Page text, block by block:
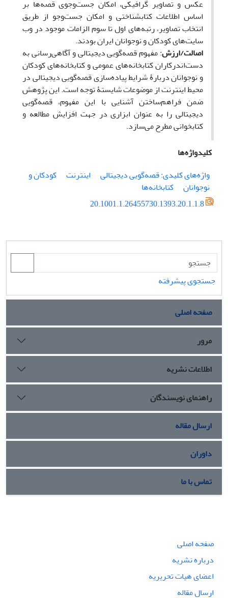
عکس و تصاویر گرافیکی، امکان جستوجوی قصه‌ها بر
اساس اطلاعات کتابشناختی و امکان جستوجو از طریق
انتخاب تصاویر، رتبههای اول تا سوم الزامات موجود در وب
سایت‌های کودکان و نوجوانان ایران بودند.
اصالت/ارزش: مفهوم قصه‌گویی دیجیتالی و آگاهیرسانی به
دست‌اندرکاران کتابخانه‌های عمومی و کتابخانههای کودکان
و نوجوانان دربارۀ شرایط پیاده‌سازی قصه‌گویی دیجیتالی در
محیط اینترنت از موضوعات شایستۀ توجه است. این پژوهش
ضمن فراهم‌ساختن آشنایی با این مفهوم، قصه‌گویی
دیجیتالی را به عنوان ابزاری در جهت افزایش مطالعه و
کتابخوانی مطرح می‌سازد.
کلیدواژه‌ها
واژه‌های کلیدی: قصه‌گویی دیجیتالی
اینترنت
کودکان و
نوجوانان
کتابخانه‌ها
20.1001.1.26455730.1393.20.1.1.8
جستجوی پیشرفته
صفحه اصلی
مرور
اطلاعات نشریه
راهنمای نویسندگان
ارسال مقاله
داوران
تماس با ما
صفحه اصلی
درباره نشریه
اعضای هیات تحریریه
ارسال مقاله